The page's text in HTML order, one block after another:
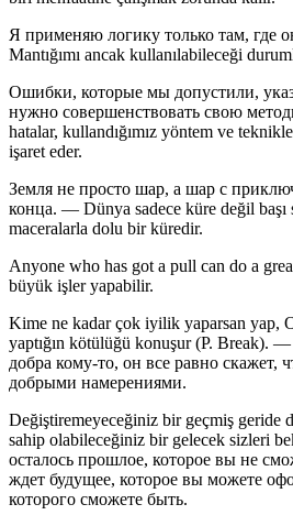
Я применяю логику только там, где
Mantığımı ancak kullanılabileceği
Ошибки, которые мы допустили,
нужно совершенствовать свою
hatalar, kullandığımız yöntem ve
işaret eder.
Земля не просто шар, а шар с
конца. — Dünya sadece küre değil başı
maceralarla dolu bir küredir.
Anyone who has got a pull can do a
büyük işler yapabilir.
Kime ne kadar çok iyilik yaparsan yap,
yaptığın kötülüğü konuşur (P. Break).
добра кому-то, он все равно скажет,
добрыми намерениями.
Değiştiremeyeceğiniz bir geçmiş geride
sahip olabileceğiniz bir gelecek sizleri
осталось прошлое, которое вы не
ждет будущее, которое вы можете
которого сможете быть.